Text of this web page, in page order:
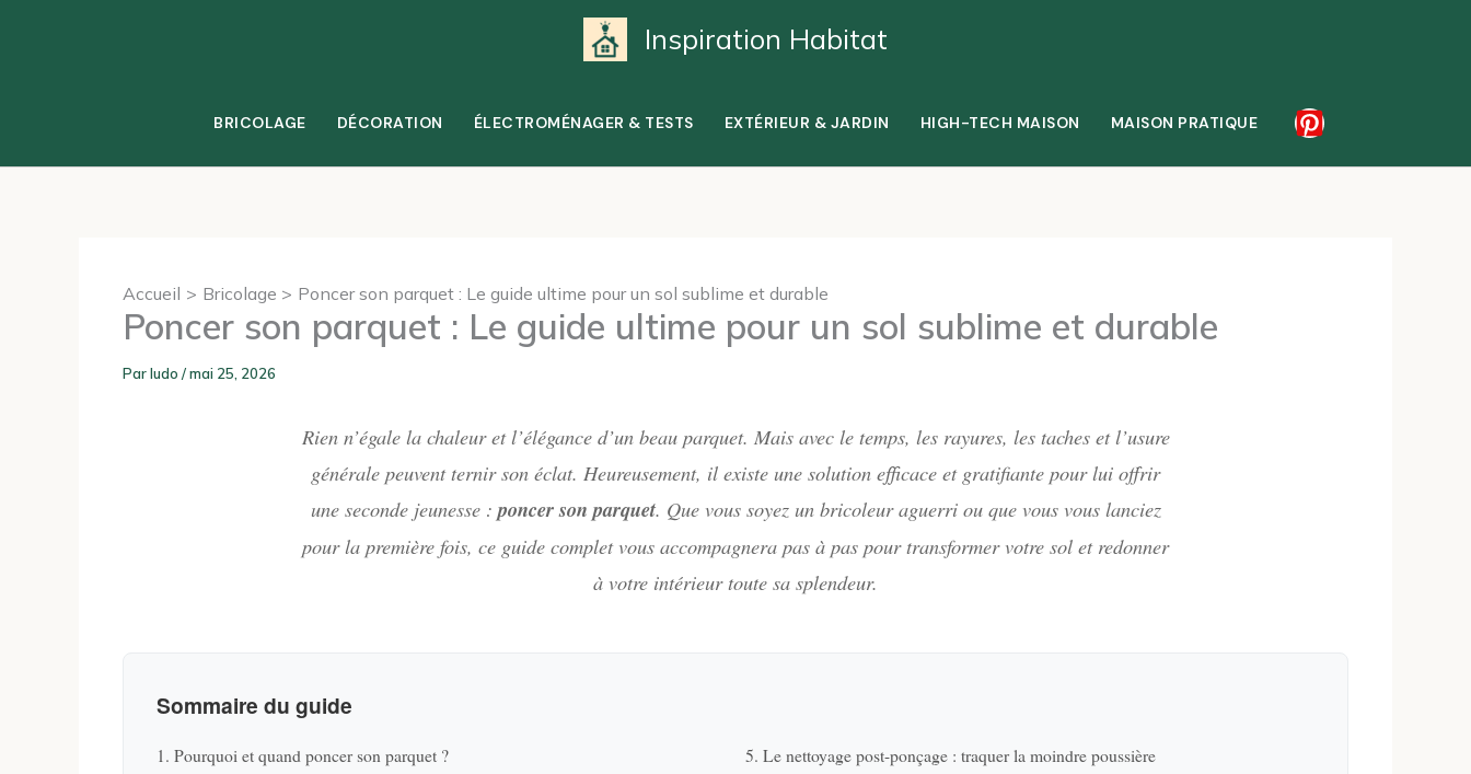
Inspiration Habitat
BRICOLAGE DÉCORATION ÉLECTROMÉNAGER & TESTS EXTÉRIEUR & JARDIN HIGH-TECH MAISON MAISON PRATIQUE
Accueil Bricolage Poncer son parquet : Le guide ultime pour un sol sublime et durable
Poncer son parquet : Le guide ultime pour un sol sublime et durable
Parludo /mai 25, 2026
Rien n’égale la chaleur et l’élégance d’un beau parquet. Mais avec le temps, les rayures, les taches et l’usure
générale peuvent ternir son éclat. Heureusement, il existe une solution efficace et gratifiante pour lui offrir
une seconde jeunesse :poncer son parquet. Que vous soyez un bricoleur aguerri ou que vous vous lanciez
pour la première fois, ce guide complet vous accompagnera pas à pas pour transformer votre sol et redonner
à votre intérieur toute sa splendeur.
Sommaire du guide
1. Pourquoi et quand poncer son parquet ?
5. Le nettoyage post-ponçage : traquer la moindre poussière